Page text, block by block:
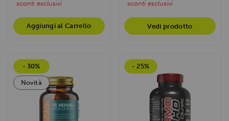
sconti esclusivi
Aggiungi al Carrello
sconti esclusivi
Vedi prodotto
- 30%
Novità
- 25%